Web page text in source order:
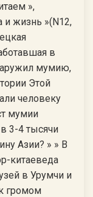
»,
и жизнь »(N12,
в
мумию,
Этой
человеку
мумии
3-4 тысячи
Азии? » » В
китаеведа
в Урумчи и
громом